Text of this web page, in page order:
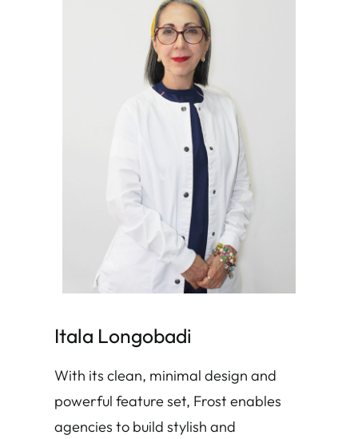
Itala Longobadi
With its clean, minimal design and
powerful feature set, Frost enables
agencies to build stylish and